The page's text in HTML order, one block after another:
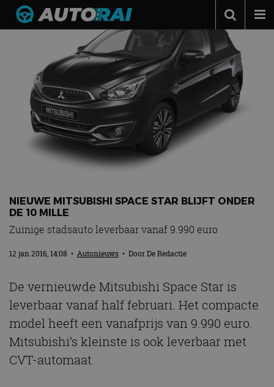
Podcast
Autotests
Automerken
Adverteren
Contact
NIEUWE MITSUBISHI SPACE STAR BLIJFT ONDER
DE 10 MILLE
Zuinige stadsauto leverbaar vanaf 9.990 euro
12 jan 2016, 14:08 • Autonieuws • DoorDe Redactie
De vernieuwde Mitsubishi Space Star is
leverbaar vanaf half februari. Het compacte
model heeft een vanafprijs van 9.990 euro.
Mitsubishi’s kleinste is ook leverbaar met
CVT-automaat.